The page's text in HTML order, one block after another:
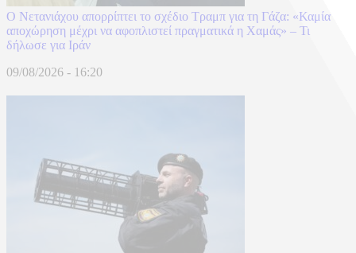
Ο Νετανιάχου απορρίπτει το σχέδιο Τραμπ για τη Γάζα: «Καμία
αποχώρηση μέχρι να αφοπλιστεί πραγματικά η Χαμάς» – Τι
δήλωσε για Ιράν
09/08/2026 - 16:20